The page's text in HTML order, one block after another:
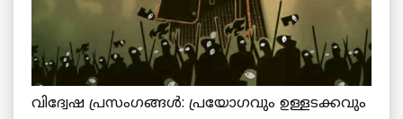
വിദ്വേഷ പ്രസംഗങ്ങൾ: പ്രയോഗവും ഉള്ളടക്കവും